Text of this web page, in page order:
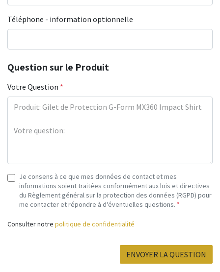
Téléphone - information optionnelle
Question sur le Produit
Votre Question *
Je consens à ce que mes données de contact et mes
informations soient traitées conformément aux lois et directives
du Règlement général sur la protection des données (RGPD) pour
me contacter et répondre à d'éventuelles questions. *
Consulter notre politique de confidentialité
ENVOYER LA QUESTION